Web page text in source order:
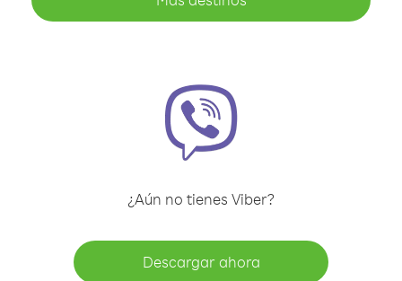
¿Aún no tienes Viber?
Descargar ahora